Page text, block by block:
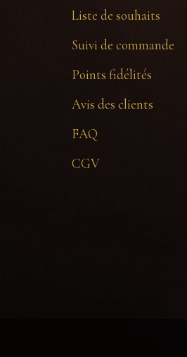
Liste de souhaits
Suivi de commande
Points fidélités
Avis des clients
FAQ
CGV